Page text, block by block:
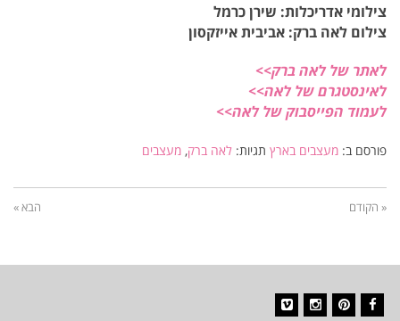
צילומי אדריכלות: שירן כרמל
צילום לאה ברק: אביבית אייזקסון
לאתר של לאה ברק>>
לאינסטגרם של לאה>>
לעמוד הפייסבוק של לאה>>
פורסם ב: מעצבים בארץ תגיות: לאה ברק, מעצבים
« הקודם הבא »